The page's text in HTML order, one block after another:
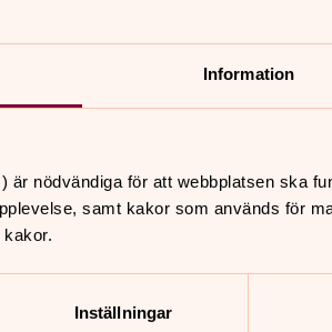
Information
är nödvändiga för att webbplatsen ska
samt kakor som används för
Inställningar
har en egen idé? Då
I